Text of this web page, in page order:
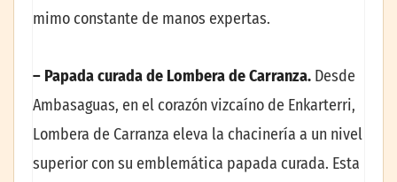
mimo constante de manos expertas.
– Papada curada de Lombera de Carranza. Desde
Ambasaguas, en el corazón vizcaíno de Enkarterri,
Lombera de Carranza eleva la chacinería a un nivel
superior con su emblemática papada curada. Esta